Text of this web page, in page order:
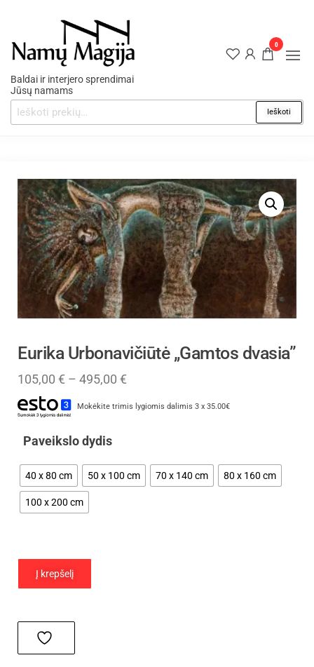
Baldai ir interjero sprendimai
Jūsų namams
Ieškoti
0
Eurika Urbonavičiūtė „Gamtos dvasia”
105,00 € – 495,00 €
Mokėkite trimis lygiomis dalimis 3 x 35.00€
Paveikslo dydis
40 x 80 cm 50 x 100 cm 70 x 140 cm 80 x 160 cm
100 x 200 cm
Į krepšelį